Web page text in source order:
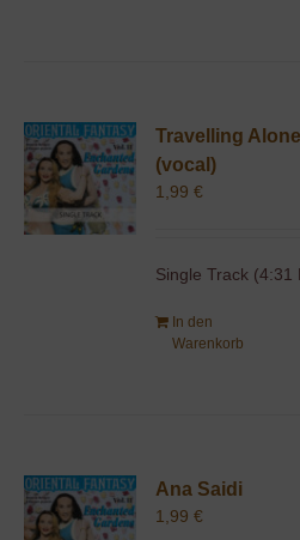
Travelling
(vocal)
1,99€
Single Track (4:31
In den
Warenkorb
Ana Saidi
1,99€